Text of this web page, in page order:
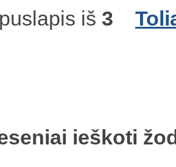
puslapis iš 3
ieškoti